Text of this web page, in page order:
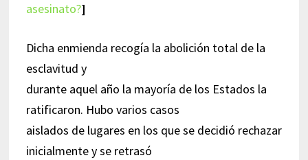
asesinato?]
Dicha enmienda recogía la abolición total de la
esclavitud y
durante aquel año la mayoría de los Estados la
ratificaron. Hubo varios casos
aislados de lugares en los que se decidió rechazar
inicialmente y se retrasó